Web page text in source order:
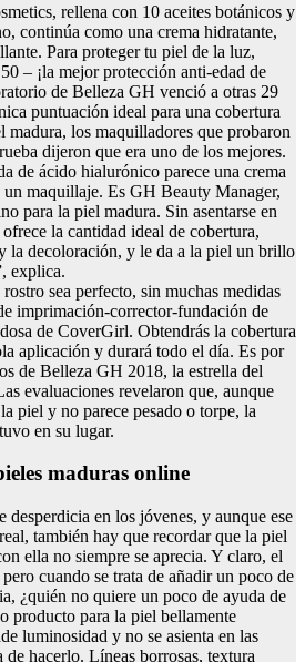
rellena con 10 aceites botánicos y
continúa como una crema hidratante,
Para proteger tu piel de la luz,
– ¡la mejor protección anti-edad de
de Belleza GH venció a otras 29
puntuación ideal para una cobertura
madura, los maquilladores que probaron
dijeron que era uno de los mejores.
de ácido hialurónico parece una crema
maquillaje. Es GH Beauty Manager,
para la piel madura. Sin asentarse en
la cantidad ideal de cobertura,
la decoloración, y le da a la piel un brillo
explica.
sea perfecto, sin muchas medidas
imprimación-corrector-fundación de
de CoverGirl. Obtendrás la cobertura
aplicación y durará todo el día. Es por
de Belleza GH 2018, la estrella del
evaluaciones revelaron que, aunque
piel y no parece pesado o torpe, la
en su lugar.
maduras online
en los jóvenes, y aunque ese
también hay que recordar que la piel
ella no siempre se aprecia. Y claro, el
cuando se trata de añadir un poco de
¿quién no quiere un poco de ayuda de
producto para la piel bellamente
luminosidad y no se asienta en las
de hacerlo. Líneas borrosas, textura